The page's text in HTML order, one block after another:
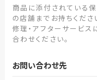
商品に添付されている
の店舗までお持ちくださ
修理・アフターサービ
合わせください。
お問い合わせ先